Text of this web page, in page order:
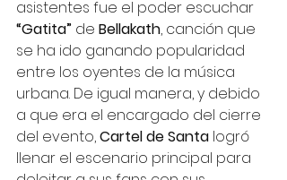
asistentes fue el poder escuchar
“Gatita” de Bellakath, canción que
se ha ido ganando popularidad
entre los oyentes de la música
urbana. De igual manera, y debido
a que era el encargado del cierre
del evento, Cartel de Santa logró
llenar el escenario principal para